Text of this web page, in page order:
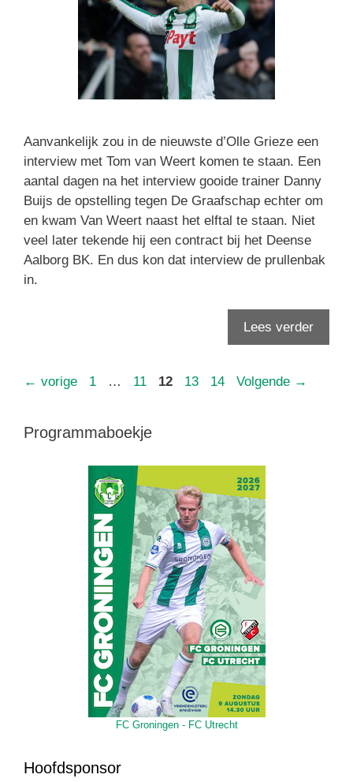
Aanvankelijk zou in de nieuwste d’Olle Grieze een
interview met Tom van Weert komen te staan. Een
aantal dagen na het interview gooide trainer Danny
Buijs de opstelling tegen De Graafschap echter om
en kwam Van Weert naast het elftal te staan. Niet
veel later tekende hij een contract bij het Deense
Aalborg BK. En dus kon dat interview de prullenbak
in.
Lees verder
← vorige Pagina
1 … Pagina
11 Pagina
12 Pagina
13 Pagina
14 Volgende →
Programmaboekje
FC Groningen - FC Utrecht
Hoofdsponsor